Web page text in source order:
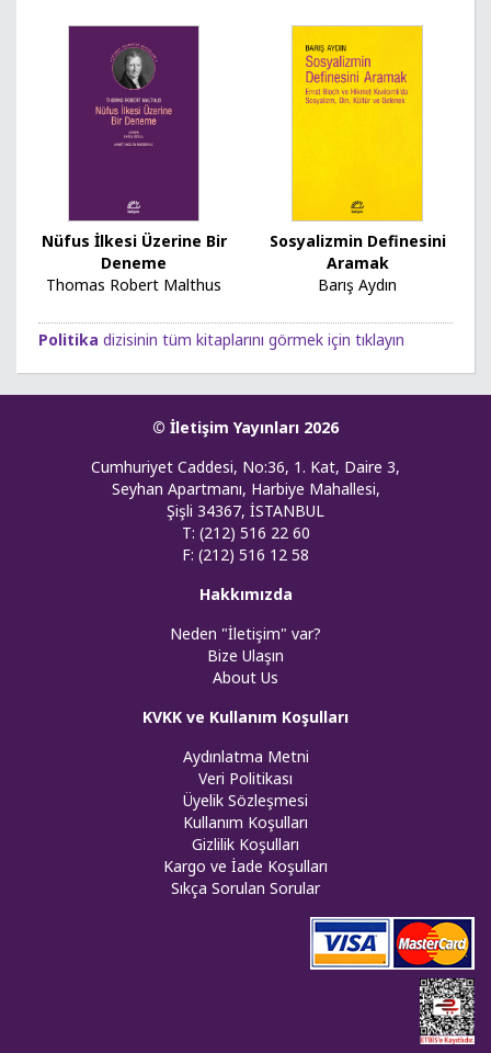
Nüfus İlkesi Üzerine Bir
Deneme
Thomas Robert Malthus
Sosyalizmin Definesini
Aramak
Barış Aydın
Politika dizisinin tüm kitaplarını görmek için tıklayın
© İletişim Yayınları 2026
Cumhuriyet Caddesi, No:36, 1. Kat, Daire 3,
Seyhan Apartmanı, Harbiye Mahallesi,
Şişli 34367, İSTANBUL
T: (212) 516 22 60
F: (212) 516 12 58
Hakkımızda
Neden "İletişim" var?
Bize Ulaşın
About Us
KVKK ve Kullanım Koşulları
Aydınlatma Metni
Veri Politikası
Üyelik Sözleşmesi
Kullanım Koşulları
Gizlilik Koşulları
Kargo ve İade Koşulları
Sıkça Sorulan Sorular